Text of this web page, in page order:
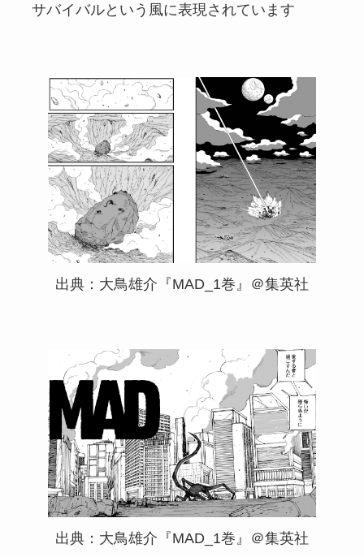
サバイバルという風に表現されています
出典：大鳥雄介『MAD_1巻』＠集英社
出典：大鳥雄介『MAD_1巻』＠集英社